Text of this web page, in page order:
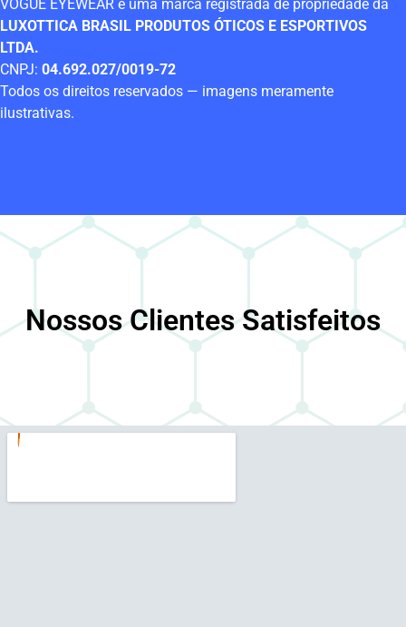
VOGUE EYEWEAR é uma marca registrada de propriedade da
LUXOTTICA BRASIL PRODUTOS ÓTICOS E ESPORTIVOS
LTDA.
CNPJ: 04.692.027/0019-72
Todos os direitos reservados — imagens meramente
ilustrativas.
Nossos Clientes Satisfeitos